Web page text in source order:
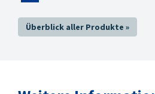
DIN 4108 Bbl 2
entsprechend der
Überblick aller Produkte »